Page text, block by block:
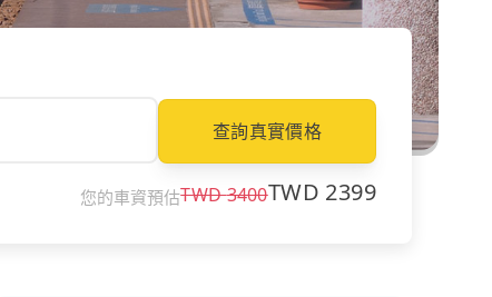
查詢真實價格
您的車資預估TWD3400TWD 2399